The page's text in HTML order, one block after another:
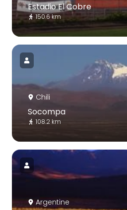
Estadio El Cobre
150.6 km
Chili
Socompa
108.2 km
Argentine